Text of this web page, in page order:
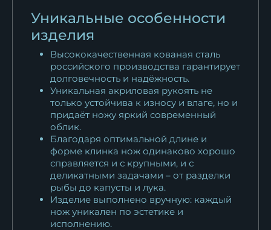
Уникальные особенности
изделия
Высококачественная кованая сталь
российского производства гарантирует
долговечность и надёжность.
Уникальная акриловая рукоять не
только устойчива к износу и влаге, но и
придаёт ножу яркий современный
облик.
Благодаря оптимальной длине и
форме клинка нож одинаково хорошо
справляется и с крупными, и с
деликатными задачами – от разделки
рыбы до капусты и лука.
Изделие выполнено вручную: каждый
нож уникален по эстетике и
исполнению.